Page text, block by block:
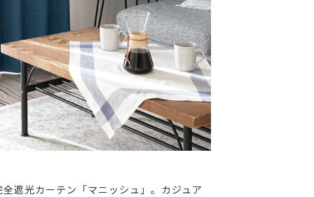
遮光カーテン「マニッシュ」。カジュア